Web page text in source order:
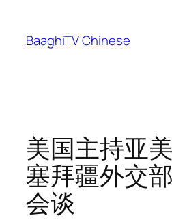
content
BaaghiTV Chinese
美国主持亚
塞拜疆外交
会谈